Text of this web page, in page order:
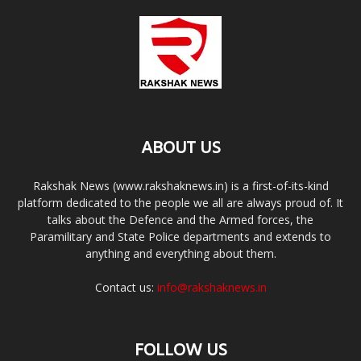
ABOUT US
Rakshak News (www.rakshaknews.in) is a first-of-its-kind
platform dedicated to the people we all are always proud of. It
talks about the Defence and the Armed forces, the
Paramilitary and State Police departments and extends to
anything and everything about them.
Contact us: info@rakshaknews.in
FOLLOW US